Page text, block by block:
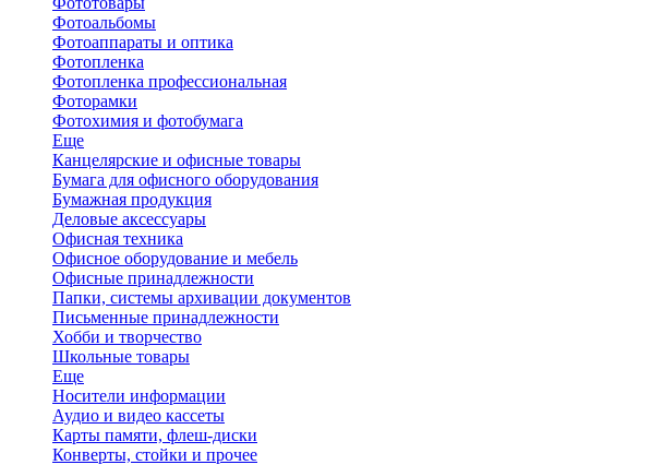
Фотоальбомы
Фотоаппараты и оптика
Фотопленка
Фотопленка профессиональная
Фоторамки
Фотохимия и фотобумага
Еще
Канцелярские и офисные товары
Бумага для офисного оборудования
Бумажная продукция
Деловые аксессуары
Офисная техника
Офисное оборудование и мебель
Офисные принадлежности
Папки, системы архивации документов
Письменные принадлежности
Хобби и творчество
Школьные товары
Еще
Носители информации
Аудио и видео кассеты
Карты памяти, флеш-диски
Конверты, стойки и прочее